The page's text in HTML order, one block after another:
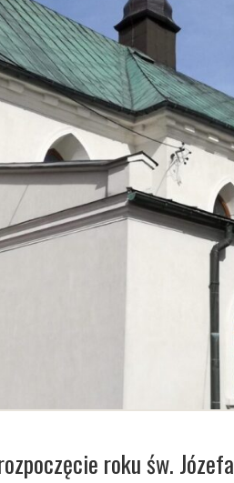
roku św. Józefa